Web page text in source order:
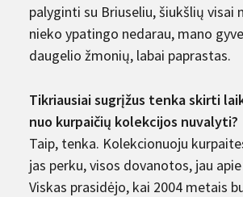
palyginti su Briuseliu, šiukšlių visai
nieko ypatingo nedarau, mano
daugelio žmonių, labai paprastas.
Tikriausiai sugrįžus tenka skirti
nuo kurpaičių kolekcijos nuvalyti?
Taip, tenka. Kolekcionuoju
jas perku, visos dovanotos, jau
Viskas prasidėjo, kai 2004 metais